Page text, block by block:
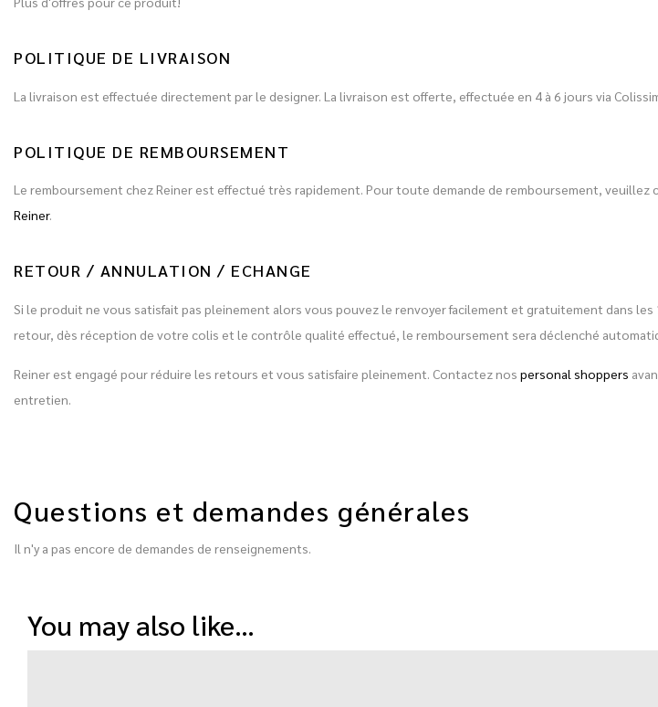
POLITIQUE DE LIVRAISON
La livraison est effectuée directement par le designer. La livraison est offerte, effectuée en 4 à 6 jours via
POLITIQUE DE REMBOURSEMENT
Le remboursement chez Reiner est effectué très rapidement. Pour toute demande de remboursement, veuillez
Reiner.
RETOUR / ANNULATION / ECHANGE
Si le produit ne vous satisfait pas pleinement alors vous pouvez le renvoyer facilement et gratuitement dans
retour, dès réception de votre colis et le contrôle qualité effectué, le remboursement sera déclenché
Reiner est engagé pour réduire les retours et vous satisfaire pleinement. Contactez nos personal shoppers
entretien.
Questions et demandes générales
Il n'y a pas encore de demandes de renseignements.
you may also like…